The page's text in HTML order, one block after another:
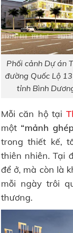
Phối cảnh Dự án
đường Quốc Lộ
tỉnh Bình
Mỗi căn hộ tại
một “mảnh
trong thiết kế,
thiên nhiên. Tại
để ở, mà còn là
mỗi ngày trôi
thương.